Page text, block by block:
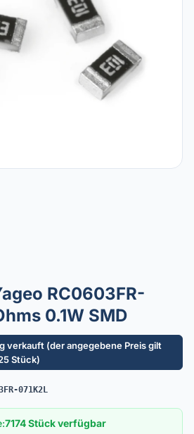
RC0603FR-
0.1W SMD
verkauft (der angegebene Preis gilt
Stück)
071K2L
:7174 Stück verfügbar